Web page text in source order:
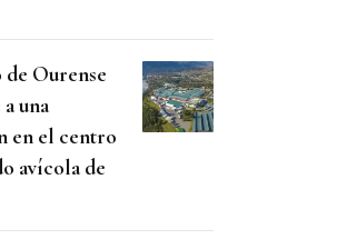
Ourense
una
en el centro
avícola de